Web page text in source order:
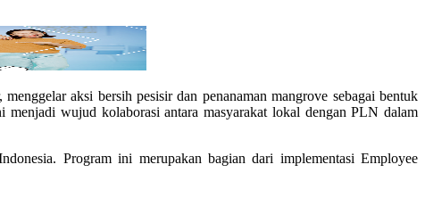
aksi bersih pesisir dan penanaman mangrove sebagai bentuk
wujud kolaborasi antara masyarakat lokal dengan PLN dalam
Program ini merupakan bagian dari implementasi Employee